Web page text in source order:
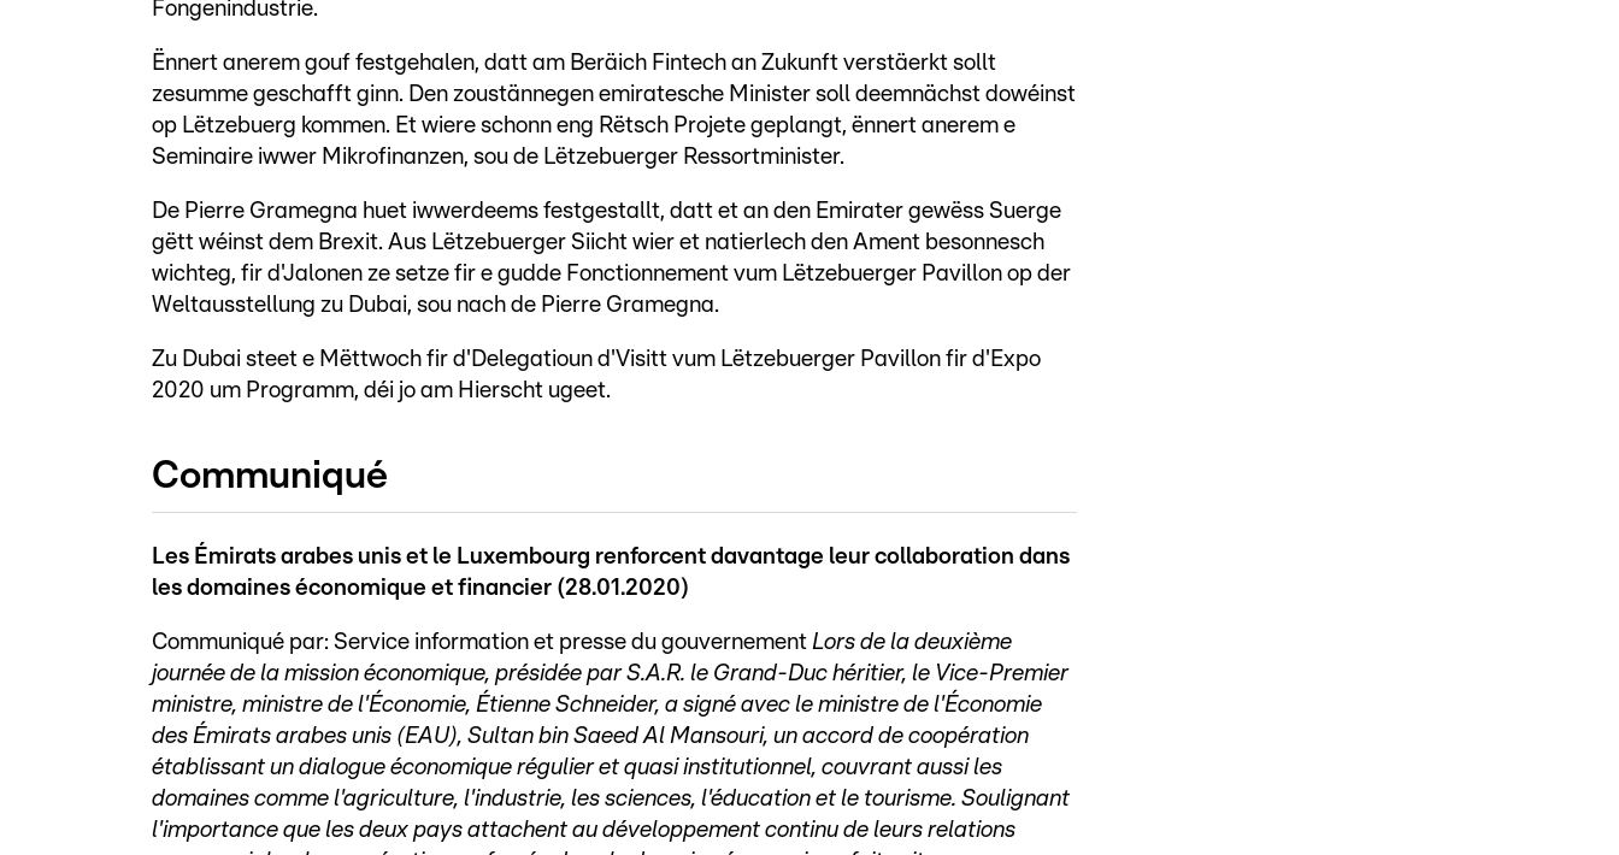
Fongenindustrie.
Ënnert anerem gouf festgehalen, datt am Beräich Fintech an Zukunft verstäerkt sollt
zesumme geschafft ginn. Den zoustännegen emiratesche Minister soll deemnächst dowéinst
op Lëtzebuerg kommen. Et wiere schonn eng Rëtsch Projete geplangt, ënnert anerem e
Seminaire iwwer Mikrofinanzen, sou de Lëtzebuerger Ressortminister.
De Pierre Gramegna huet iwwerdeems festgestallt, datt et an den Emirater gewëss Suerge
gëtt wéinst dem Brexit. Aus Lëtzebuerger Siicht wier et natierlech den Ament besonnesch
wichteg, fir d'Jalonen ze setze fir e gudde Fonctionnement vum Lëtzebuerger Pavillon op der
Weltausstellung zu Dubai, sou nach de Pierre Gramegna.
Zu Dubai steet e Mëttwoch fir d'Delegatioun d'Visitt vum Lëtzebuerger Pavillon fir d'Expo
2020 um Programm, déi jo am Hierscht ugeet.
Communiqué
Les Émirats arabes unis et le Luxembourg renforcent davantage leur collaboration dans
les domaines économique et financier (28.01.2020)
Communiqué par: Service information et presse du gouvernement Lors de la deuxième
journée de la mission économique, présidée par S.A.R. le Grand-Duc héritier, le Vice-Premier
ministre, ministre de l'Économie, Étienne Schneider, a signé avec le ministre de l'Économie
des Émirats arabes unis (EAU), Sultan bin Saeed Al Mansouri, un accord de coopération
établissant un dialogue économique régulier et quasi institutionnel, couvrant aussi les
domaines comme l'agriculture, l'industrie, les sciences, l'éducation et le tourisme. Soulignant
l'importance que les deux pays attachent au développement continu de leurs relations